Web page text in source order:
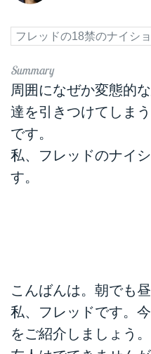
フレッドの18禁のナイシ
周囲になぜか変態的
達を引きつけてしま
です。
私、フレッドのナイ
す。
こんばんは。朝でも
私、フレッドです。
をご紹介しましょう